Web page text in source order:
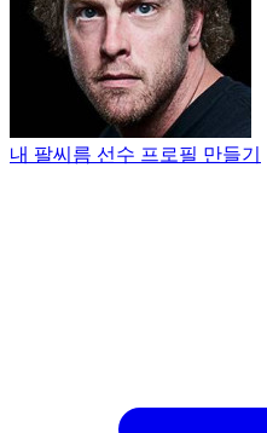
내 팔씨름 선수 프로필 만들기